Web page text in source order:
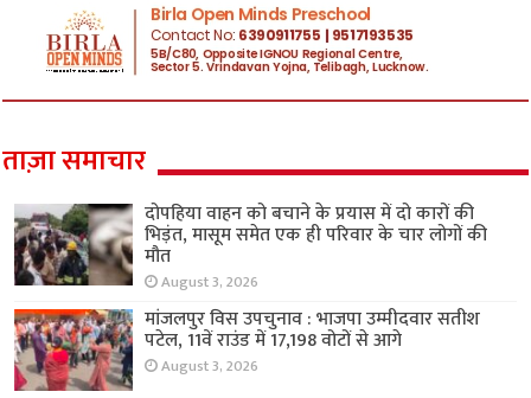
ताज़ा समाचार
दोपहिया वाहन को बचाने के प्रयास में दो कारों की
भिड़ंत, मासूम समेत एक ही परिवार के चार लोगों की
मौत
August 3, 2026
मांजलपुर विस उपचुनाव : भाजपा उम्मीदवार सतीश
पटेल, 11वें राउंड में 17,198 वोटों से आगे
August 3, 2026